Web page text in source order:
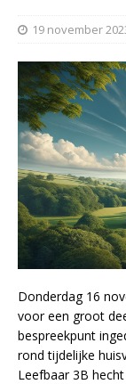
19 november
Donderdag 16
voor een groot
bespreekpunt
rond tijdelijke
Leefbaar 3B